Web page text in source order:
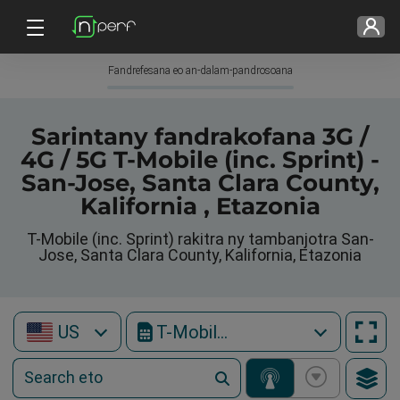
Fandrefesana eo an-dalam-pandrosoana
Sarintany fandrakofana 3G /
4G / 5G T-Mobile (inc. Sprint) -
San-Jose, Santa Clara County,
Kalifornia , Etazonia
T-Mobile (inc. Sprint) rakitra ny tambanjotra San-
Jose, Santa Clara County, Kalifornia, Etazonia
US T-Mobile (inc. Sprint)